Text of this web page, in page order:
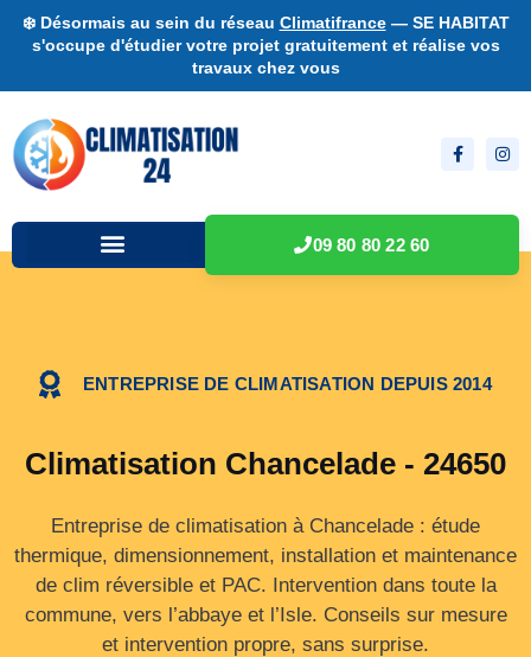
❄️ Désormais au sein du réseau Climatifrance— SE HABITAT
s'occupe d'étudier votre projet gratuitement et réalise vos
travaux chez vous
09 80 80 22 60
ENTREPRISE DE CLIMATISATION DEPUIS 2014
Climatisation Chancelade - 24650
Entreprise de climatisation à Chancelade : étude
thermique, dimensionnement, installation et maintenance
de clim réversible et PAC. Intervention dans toute la
commune, vers l’abbaye et l’Isle. Conseils sur mesure
et intervention propre, sans surprise.